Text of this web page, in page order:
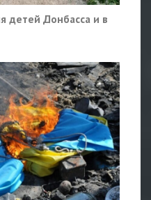
детей Донбасса и в